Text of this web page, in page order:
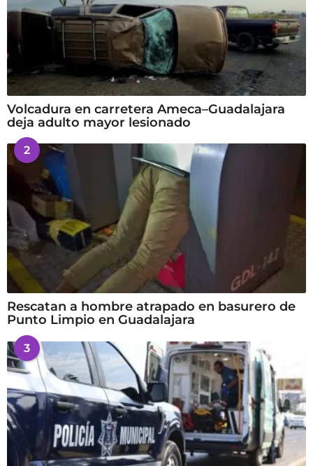
Volcadura en carretera Ameca–Guadalajara
deja adulto mayor lesionado
2
Rescatan a hombre atrapado en basurero de
Punto Limpio en Guadalajara
3